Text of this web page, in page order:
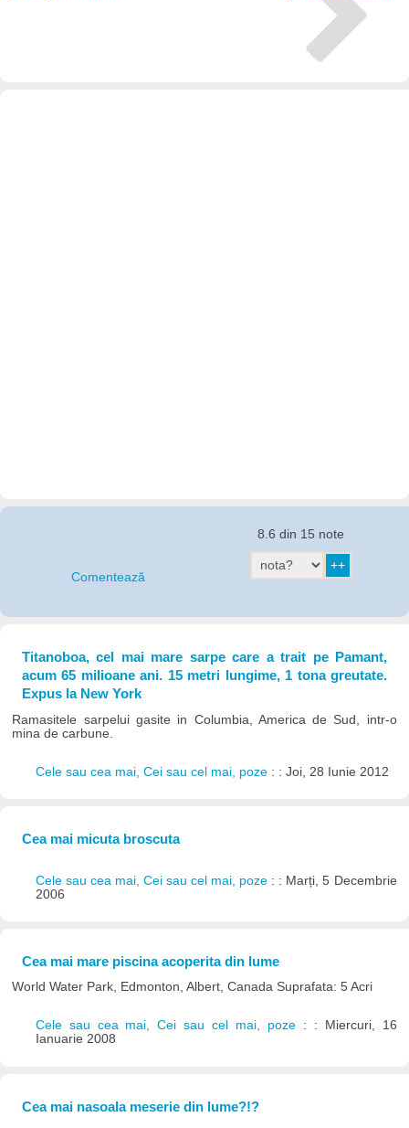
Comentează
8.6 din 15 note
Titanoboa, cel mai mare sarpe care a trait pe Pamant,
acum 65 milioane ani. 15 metri lungime, 1 tona greutate.
Expus la New York
Ramasitele sarpelui gasite in Columbia, America de Sud, intr-o
mina de carbune.
Cele sau cea mai, Cei sau cel mai, poze : : Joi, 28 Iunie 2012
Cea mai micuta broscuta
Cele sau cea mai, Cei sau cel mai, poze : : Marți, 5 Decembrie
2006
Cea mai mare piscina acoperita din lume
World Water Park, Edmonton, Albert, Canada Suprafata: 5 Acri
Cele sau cea mai, Cei sau cel mai, poze : : Miercuri, 16
Ianuarie 2008
Cea mai nasoala meserie din lume?!?